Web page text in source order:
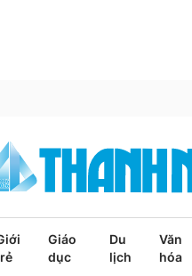
Giáo
dục
Du
lịch
Văn
hóa